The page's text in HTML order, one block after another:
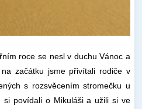
roce se nesl v duchu Vánoc a
začátku jsme přivítali rodiče v
s rozsvěcením stromečku u
si povídali o Mikuláši a užili si ve